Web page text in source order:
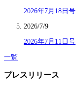
2026年7月18日号
2026/7/9
2026年7月11日号
一覧
プレスリリース